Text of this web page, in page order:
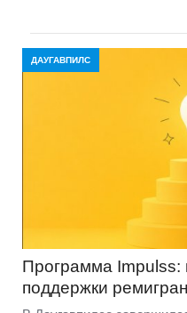
ДАУГАВПИЛС
Программа Impulss:
поддержки